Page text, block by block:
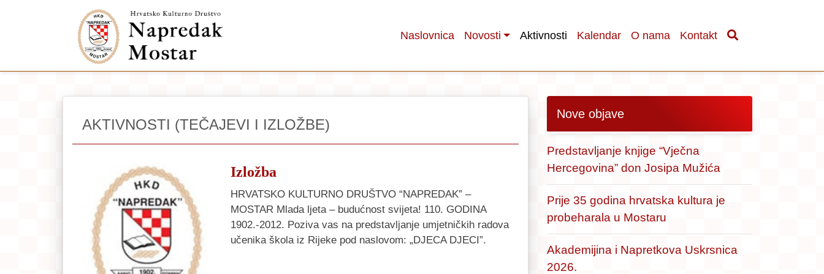
Naslovnica Novosti Aktivnosti Kalendar O nama Kontakt
AKTIVNOSTI (TEČAJEVI I IZLOŽBE)
Izložba
HRVATSKO KULTURNO DRUŠTVO “NAPREDAK” –
MOSTAR Mlada ljeta – budućnost svijeta! 110. GODINA
1902.-2012. Poziva vas na predstavljanje umjetničkih radova
učenika škola iz Rijeke pod naslovom: „DJECA DJECI”.
Nove objave
Predstavljanje knjige “Vječna
Hercegovina” don Josipa Mužića
Prije 35 godina hrvatska kultura je
probeharala u Mostaru
Akademijina i Napretkova Uskrsnica
2026.